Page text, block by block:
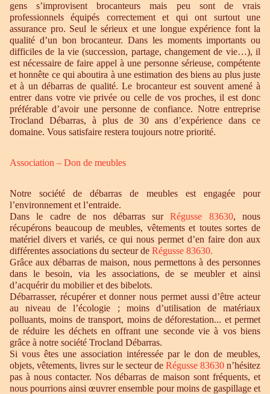
gens s’improvisent brocanteurs mais peu sont de vrais
professionnels équipés correctement et qui ont surtout une
assurance pro. Seul le sérieux et une longue expérience font la
qualité d’un bon brocanteur. Dans les moments importants ou
difficiles de la vie (succession, partage, changement de vie…), il
est nécessaire de faire appel à une personne sérieuse, compétente
et honnête ce qui aboutira à une estimation des biens au plus juste
et à un débarras de qualité. Le brocanteur est souvent amené à
entrer dans votre vie privée ou celle de vos proches, il est donc
préférable d’avoir une personne de confiance. Notre entreprise
Trocland Débarras, à plus de 30 ans d’expérience dans ce
domaine. Vous satisfaire restera toujours notre priorité.
Association – Don de meubles
Notre société de débarras de meubles est engagée pour
l’environnement et l’entraide.
Dans le cadre de nos débarras surRégusse 83630, nous
récupérons beaucoup de meubles, vêtements et toutes sortes de
matériel divers et variés, ce qui nous permet d’en faire don aux
différentes associations du secteur de Régusse 83630.
Grâce aux débarras de maison, nous permettons à des personnes
dans le besoin, via les associations, de se meubler et ainsi
d’acquérir du mobilier et des bibelots.
Débarrasser, récupérer et donner nous permet aussi d’être acteur
au niveau de l’écologie ; moins d’utilisation de matériaux
polluants, moins de transport, moins de déforestation... et permet
de réduire les déchets en offrant une seconde vie à vos biens
grâce à notre société Trocland Débarras.
Si vous êtes une association intéressée par le don de meubles,
objets, vêtements, livres sur le secteur de Régusse 83630 n’hésitez
pas à nous contacter. Nos débarras de maison sont fréquents, et
nous pourrions ainsi œuvrer ensemble pour moins de gaspillage et